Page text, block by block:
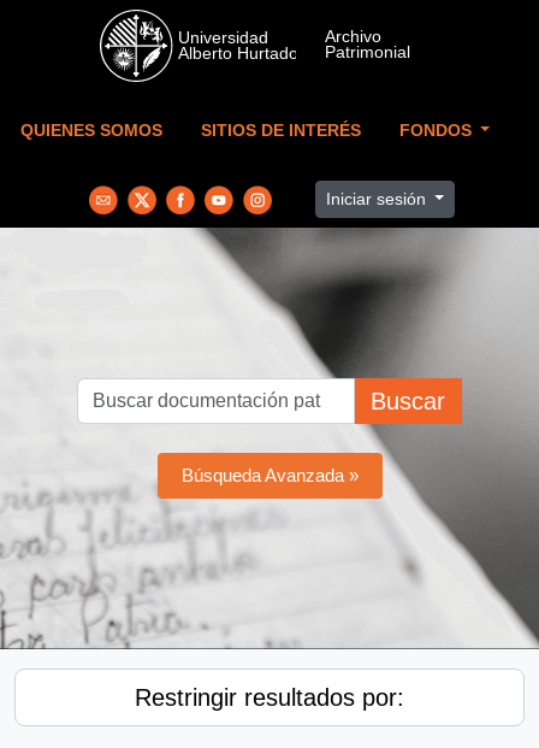
Skip to main content
QUIENES SOMOS SITIOS DE INTERÉS FONDOS
Iniciar sesión
Buscar
Búsqueda Avanzada »
Restringir resultados por: